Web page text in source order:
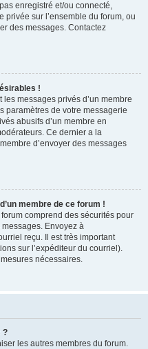
enregistré et/ou connecté,
privée sur l’ensemble du forum, ou
des messages. Contactez
!
messages privés d’un membre
paramètres de votre messagerie
abusifs d’un membre en
Ce dernier a la
d’envoyer des messages
membre de ce forum !
comprend des sécurités pour
Envoyez à
reçu. Il est très important
sur l’expéditeur du courriel).
nécessaires.
?
les autres membres du forum.